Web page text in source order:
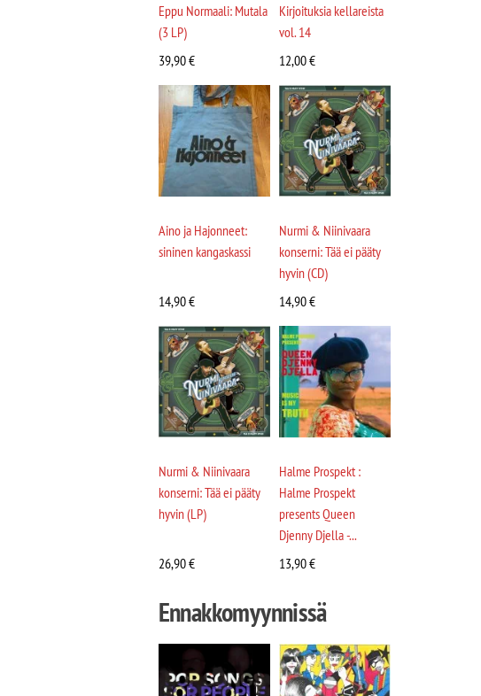
Eppu Normaali: Mutala
(3 LP)
39,90€
Kirjoituksia kellareista
vol. 14
12,00€
Aino ja Hajonneet:
sininen kangaskassi
14,90€
Nurmi & Niinivaara
konserni: Tää ei pääty
hyvin (CD)
14,90€
Nurmi & Niinivaara
konserni: Tää ei pääty
hyvin (LP)
26,90€
Halme Prospekt :
Halme Prospekt
presents Queen
Djenny Djella -...
13,90€
Ennakkomyynnissä